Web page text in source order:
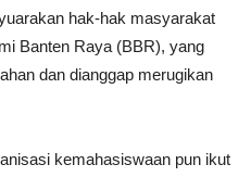
hak-hak masyarakat
Banten Raya (BBR), yang
dan dianggap merugikan
kemahasiswaan pun ikut